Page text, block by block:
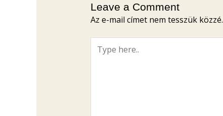
Leave a Comment
Az e-mail címet nem tesszük közzé.
here..